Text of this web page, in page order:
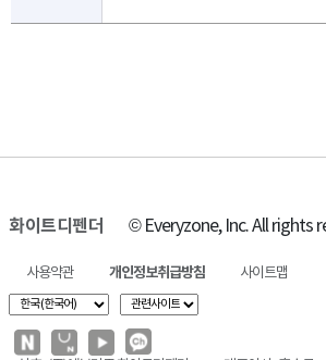
화이트디펜더 © Everyzone, Inc. All rights
사용약관 개인정보취급방침 사이트맵